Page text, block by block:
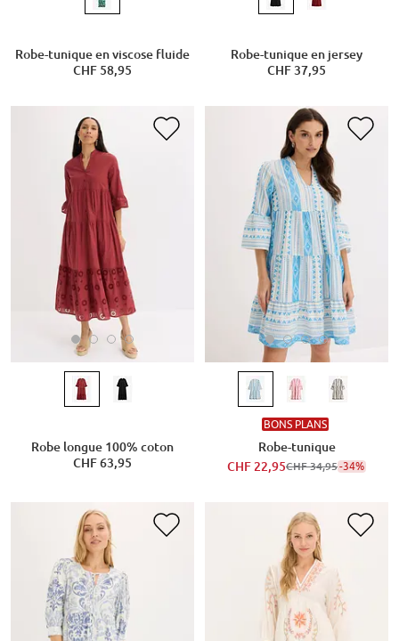
Robe-tunique en viscose fluide
CHF 58,95
Robe-tunique en jersey
CHF 37,95
Robe longue 100% coton
CHF 63,95
BONS PLANS
Robe-tunique
CHF 22,95CHF 34,95-34%